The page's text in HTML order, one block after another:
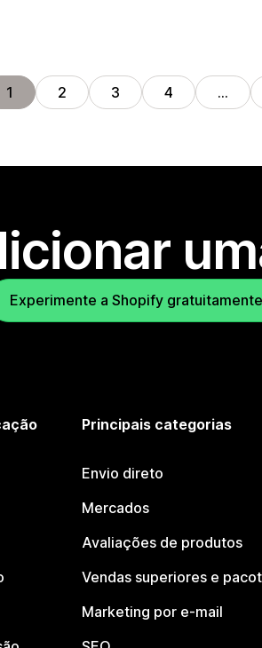
1 2 3 4 …
Experimente a Shopify
Principais categorias
Envio direto
Mercados
Avaliações de produtos
Vendas superiores e
Marketing por e-mail